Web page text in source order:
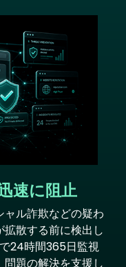
速に阻止
ル詐欺などの疑わ
散する前に検出し
24時間365日監視
題の解決を支援し